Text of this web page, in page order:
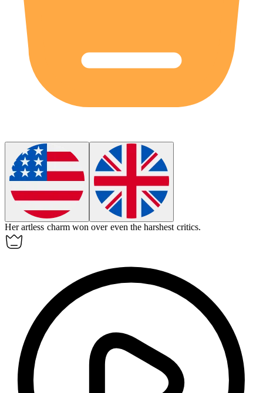
Her artless charm won over even the harshest critics.